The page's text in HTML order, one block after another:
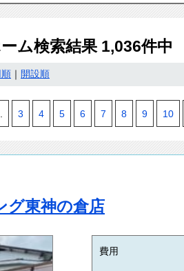
ム検索結果 1,036件中
開設順
3 4 5 6 7 8 9 10
グ東神の倉店
費用